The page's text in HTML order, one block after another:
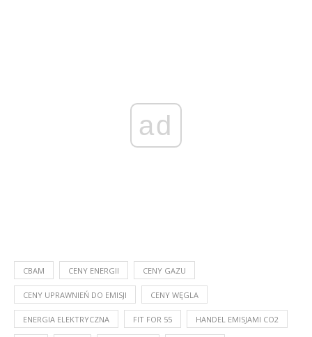
ad
CBAM CENY ENERGII CENY GAZU
CENY UPRAWNIEŃ DO EMISJI CENY WĘGLA
ENERGIA ELEKTRYCZNA FIT FOR 55 HANDEL EMISJAMI CO2